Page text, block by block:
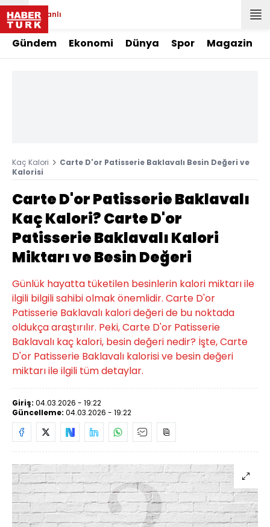
Canlı
Gündem Ekonomi Dünya Spor Magazin
Kaç Kalori
Carte D'or Patisserie Baklavalı Besin Değeri ve
Kalorisi
Carte D'or Patisserie Baklavalı
Kaç Kalori? Carte D'or
Patisserie Baklavalı Kalori
Miktarı ve Besin Değeri
Günlük hayatta tüketilen besinlerin kalori miktarı ile
ilgili bilgili sahibi olmak önemlidir. Carte D'or
Patisserie Baklavalı kalori değeri de bu noktada
oldukça araştırılır. Peki, Carte D'or Patisserie
Baklavalı kaç kalori, besin değeri nedir? İşte, Carte
D'or Patisserie Baklavalı kalorisi ve besin değeri
miktarı ile ilgili tüm detaylar.
Giriş: 04.03.2026 - 19:22
Güncelleme: 04.03.2026 - 19:22